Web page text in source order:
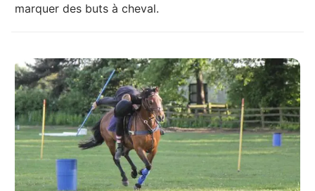
marquer des buts à cheval.